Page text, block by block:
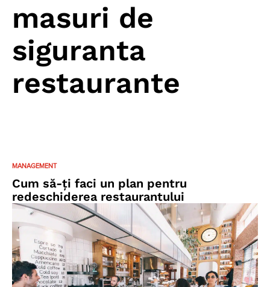
masuri de
siguranta
restaurante
MANAGEMENT
Cum să-ți faci un plan pentru
redeschiderea restaurantului